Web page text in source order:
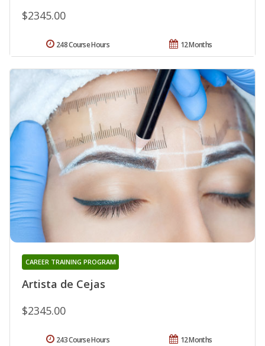
$2345.00
12 Months
248 Course Hours
Artista de Cejas
CAREER TRAINING PROGRAM
$2345.00
12 Months
243 Course Hours